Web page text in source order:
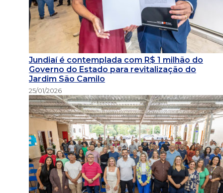
Jundiaí é contemplada com R$ 1 milhão do
Governo do Estado para revitalização do
Jardim São Camilo
25/01/2026